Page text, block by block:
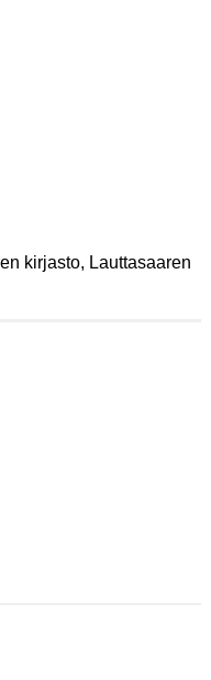
kirjasto, Lauttasaaren